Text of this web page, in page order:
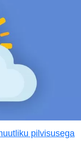
pilvisusega